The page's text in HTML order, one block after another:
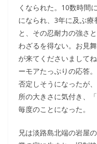
くなられた。10数時間
になられ、3年に及ぶ療
と、その忍耐力の強さ
わざるを得ない。お見
が来てくださいまして
ーモアたっぷりの応答
否定しそうになったが
所の大きさに気付き、
毎度のことになった。
兄は淡路島北端の岩屋